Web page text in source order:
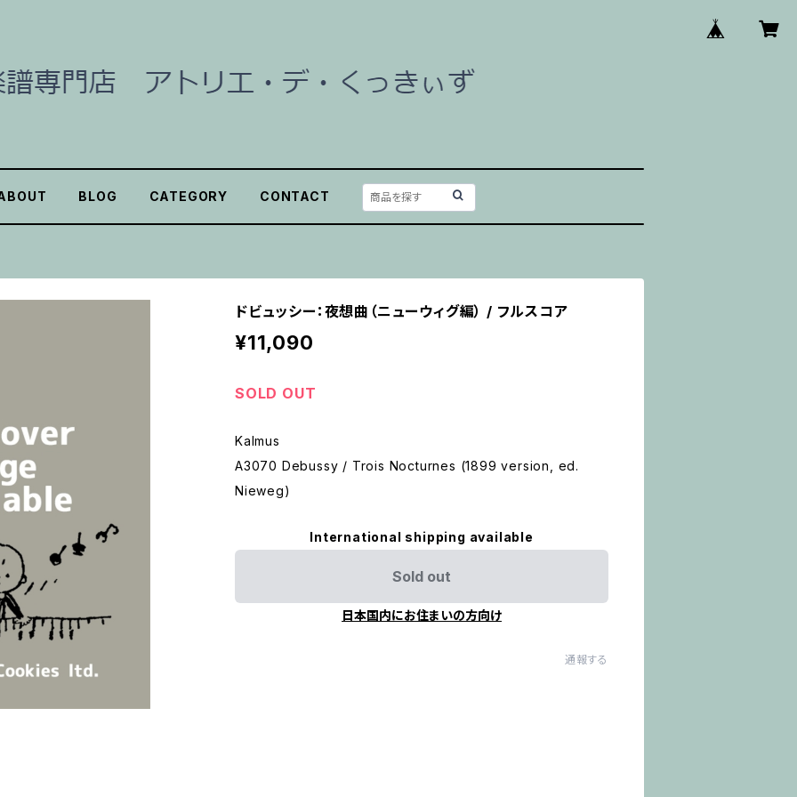
BLOG CATEGORY CONTACT
ドビュッシー：夜想曲（ニューウィグ編） / フルスコア
¥11,090
SOLD OUT
Kalmus
A3070 Debussy / Trois Nocturnes (1899 version, ed.
Nieweg)
International shipping available
Sold out
日本国内にお住まいの方向け
通報する